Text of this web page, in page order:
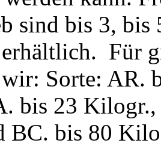
sind bis 3,
erhältlich. Für
Sorte: AR.
bis 23
BC. bis 80